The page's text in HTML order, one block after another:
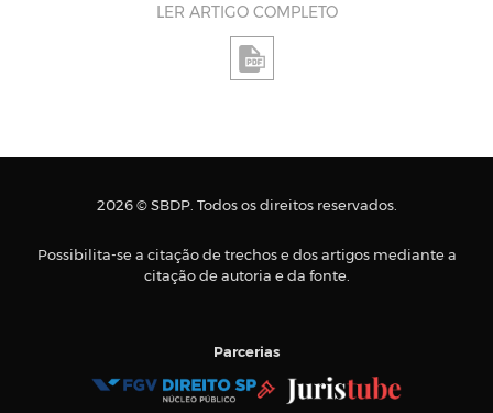
LER ARTIGO COMPLETO
2026 © SBDP. Todos os direitos reservados.
Possibilita-se a citação de trechos e dos artigos mediante a
citação de autoria e da fonte.
Parcerias